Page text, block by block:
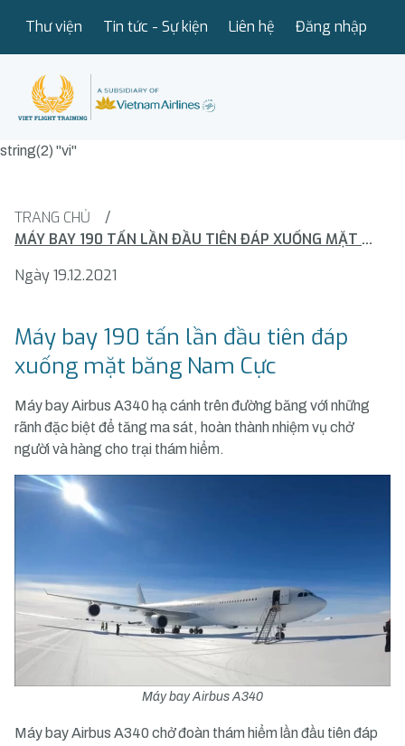
Thư viện Tin tức - Sự kiện Liên hệ Đăng nhập
string(2) "vi"
TRANG CHỦ
/
MÁY BAY 190 TẤN LẦN ĐẦU TIÊN ĐÁP XUỐNG MẶT BĂNG NAM CỰC
Ngày 19.12.2021
Máy bay 190 tấn lần đầu tiên đáp
xuống mặt băng Nam Cực
Máy bay Airbus A340 hạ cánh trên đường băng với những
rãnh đặc biệt để tăng ma sát, hoàn thành nhiệm vụ chở
người và hàng cho trại thám hiểm.
Máy bay Airbus A340
Máy bay Airbus A340 chở đoàn thám hiểm lần đầu tiên đáp